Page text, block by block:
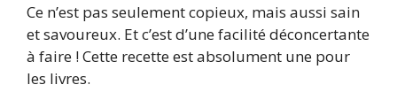
Ce n’est pas seulement copieux, mais aussi sain
et savoureux. Et c’est d’une facilité déconcertante
à faire ! Cette recette est absolument une pour
les livres.